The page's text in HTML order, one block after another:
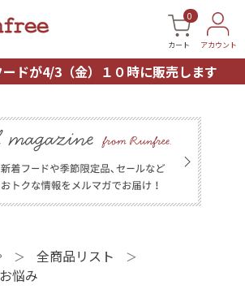
0
カート アカウント
ドが4/3（金）１０時に販売します
＞ 全商品リスト ＞
悩み